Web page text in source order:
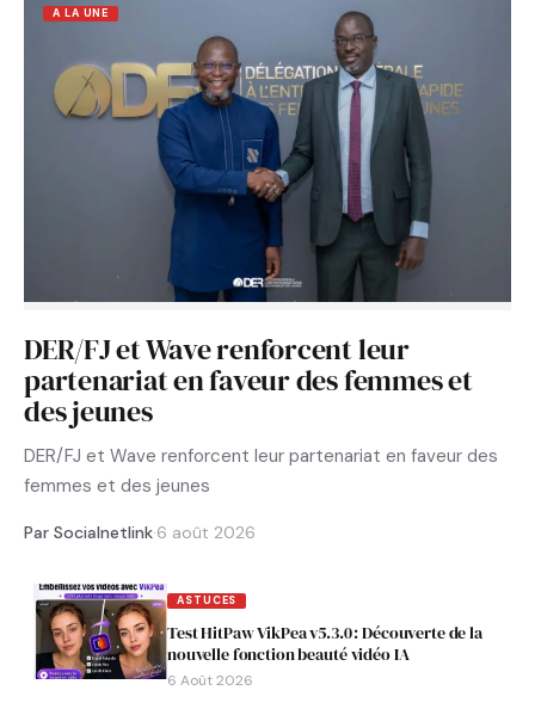
A LA UNE
DER/FJ et Wave renforcent leur
partenariat en faveur des femmes et
des jeunes
DER/FJ et Wave renforcent leur partenariat en faveur des
femmes et des jeunes
Par Socialnetlink·6 août 2026
ASTUCES
Test HitPaw VikPea v5.3.0 : Découverte de la
nouvelle fonction beauté vidéo IA
6 Août 2026